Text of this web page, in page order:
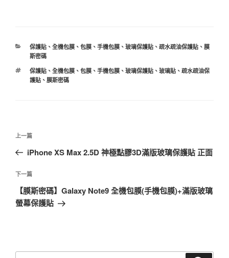
分
類
保護貼、 全機包膜、 包膜、 手機包膜、 玻璃保護貼、 疏水疏油保護貼、 膜
斯密碼
標
籤
保護貼、 全機包膜、 包膜、 手機包膜、 玻璃保護貼、 玻璃貼、 疏水疏油保
護貼、 膜斯密碼
文
導
覽
上
一
文
章
上一篇
iPhone XS Max 2.5D 神極點膠3D滿版玻璃保護貼 正面
下
一
篇
下一篇
【膜斯密碼】Galaxy Note9 全機包膜(手機包膜)+滿版玻璃
螢幕保護貼